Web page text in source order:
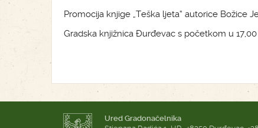
Promocija knjige „Teška ljeta“ autorice Božice
Gradska knjižnica Đurđevac s početkom u 17,00
Ured Gradonačelnika